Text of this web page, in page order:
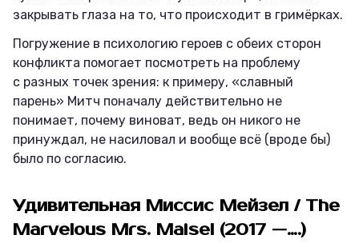
закрывать глаза на то, что происходит в гримёрках.
Погружение в психологию героев с обеих сторон
конфликта помогает посмотреть на проблему
с разных точек зрения: к примеру, «славный
парень» Митч поначалу действительно не
понимает, почему виноват, ведь он никого не
принуждал, не насиловал и вообще всё (вроде бы)
было по согласию.
Удивительная Миссис Мейзел / The
Marvelous Mrs. Maisel (2017 —….)